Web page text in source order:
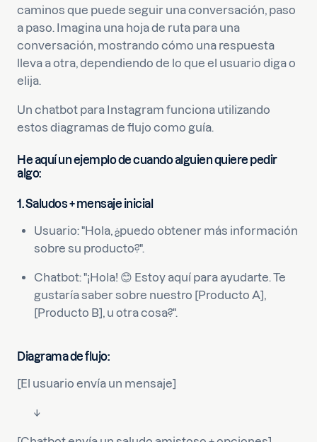
caminos que puede seguir una conversación, paso
a paso. Imagina una hoja de ruta para una
conversación, mostrando cómo una respuesta
lleva a otra, dependiendo de lo que el usuario diga o
elija.
Un chatbot para Instagram funciona utilizando
estos diagramas de flujo como guía.
He aquí un ejemplo de cuando alguien quiere pedir
algo:
1. Saludos + mensaje inicial
Usuario: "Hola, ¿puedo obtener más información
sobre su producto?".
Chatbot: "¡Hola! 😊 Estoy aquí para ayudarte. Te
gustaría saber sobre nuestro [Producto A],
[Producto B], u otra cosa?".
Diagrama de flujo:
[El usuario envía un mensaje]
↓